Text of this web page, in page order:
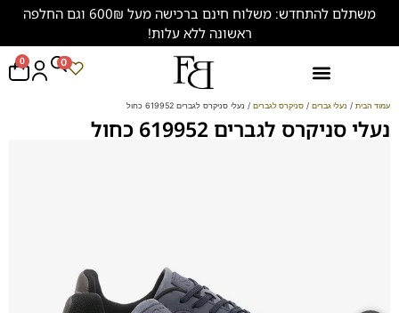
משתלם להתחדש: משלוח חינם ברכישה מעל 600₪ וגם החלפה
ראשונה ללא עלות!
0 0
עמוד הבית / נעלי גברים / סניקרס לגברים / נעלי סניקרס לגברים 619952 כחול
נעלי סניקרס לגברים 619952 כחול